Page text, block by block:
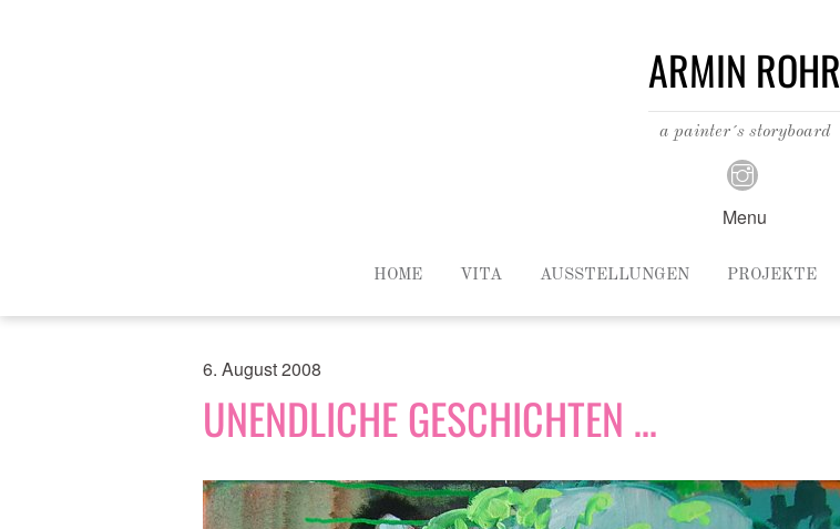
ARMIN ROHR
a painter´s storyboard
Menu
HOME VITA AUSSTELLUNGEN PROJEKTE
6. August 2008
UNENDLICHE GESCHICHTEN …